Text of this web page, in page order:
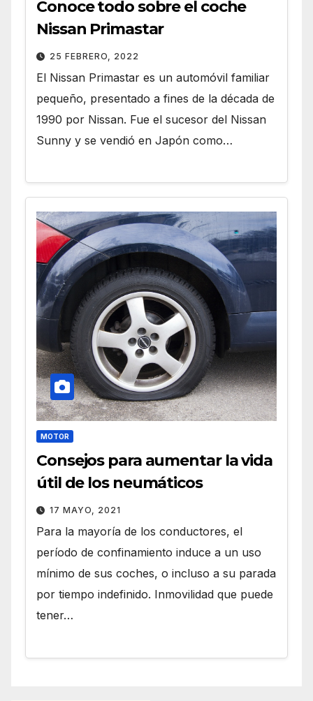
Conoce todo sobre el coche
Nissan Primastar
25 FEBRERO, 2022
El Nissan Primastar es un automóvil familiar
pequeño, presentado a fines de la década de
1990 por Nissan. Fue el sucesor del Nissan
Sunny y se vendió en Japón como…
MOTOR
Consejos para aumentar la vida
útil de los neumáticos
17 MAYO, 2021
Para la mayoría de los conductores, el
período de confinamiento induce a un uso
mínimo de sus coches, o incluso a su parada
por tiempo indefinido. Inmovilidad que puede
tener…